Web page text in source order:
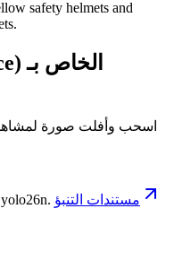
اسحب وأفلت صورة
yolo26n. مستندات التنبؤ